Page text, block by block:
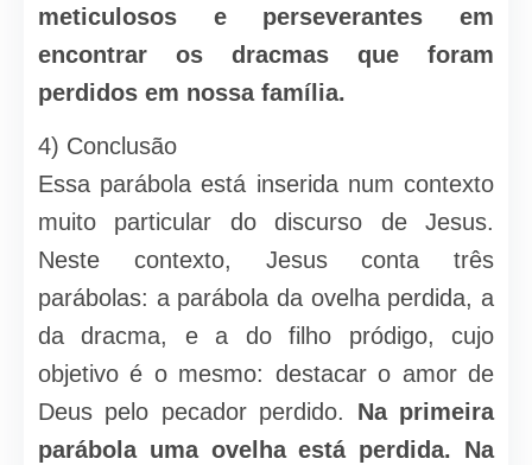
meticulosos e perseverantes em
encontrar os dracmas que foram
perdidos em nossa família.
4) Conclusão
Essa parábola está inserida num contexto
muito particular do discurso de Jesus.
Neste contexto, Jesus conta três
parábolas: a parábola da ovelha perdida, a
da dracma, e a do filho pródigo, cujo
objetivo é o mesmo: destacar o amor de
Deus pelo pecador perdido. Na primeira
parábola uma ovelha está perdida. Na